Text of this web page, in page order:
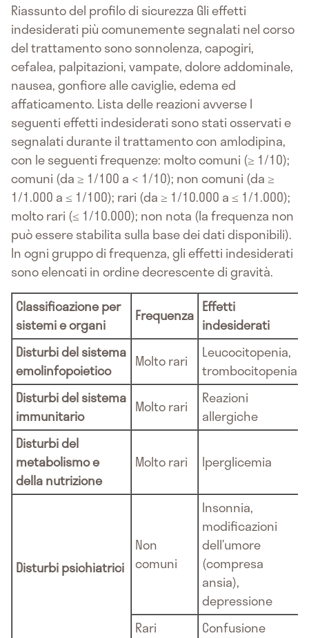
Riassunto del profilo di sicurezza Gli effetti
indesiderati più comunemente segnalati nel corso
del trattamento sono sonnolenza, capogiri,
cefalea, palpitazioni, vampate, dolore addominale,
nausea, gonfiore alle caviglie, edema ed
affaticamento. Lista delle reazioni avverse I
seguenti effetti indesiderati sono stati osservati e
segnalati durante il trattamento con amlodipina,
con le seguenti frequenze: molto comuni (≥ 1/10);
comuni (da ≥ 1/100 a < 1/10); non comuni (da ≥
1/1.000 a ≤ 1/100); rari (da ≥ 1/10.000 a ≤ 1/1.000);
molto rari (≤ 1/10.000); non nota (la frequenza non
può essere stabilita sulla base dei dati disponibili).
In ogni gruppo di frequenza, gli effetti indesiderati
sono elencati in ordine decrescente di gravità.
Classificazione per
sistemi e organi
Frequenza Effetti
indesiderati
Disturbi del sistema
emolinfopoietico
Molto rari
Leucocitopenia,
trombocitopenia
Disturbi del sistema
immunitario
Molto rari
Reazioni
allergiche
Disturbi del
metabolismo e
della nutrizione
Molto rari Iperglicemia
Disturbi psichiatrici
Non
comuni
Insonnia,
modificazioni
dell’umore
(compresa
ansia),
depressione
Rari
Confusione